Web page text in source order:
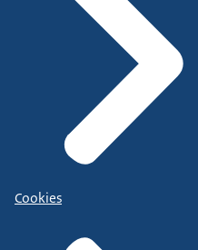
Cookies